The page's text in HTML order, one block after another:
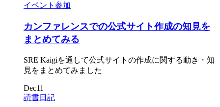
イベント参加
カンファレンスでの公式サイト作成の知見を
まとめてみる
SRE Kaigiを通して公式サイトの作成に関する動き・知
見をまとめてみました
Dec11
読書日記